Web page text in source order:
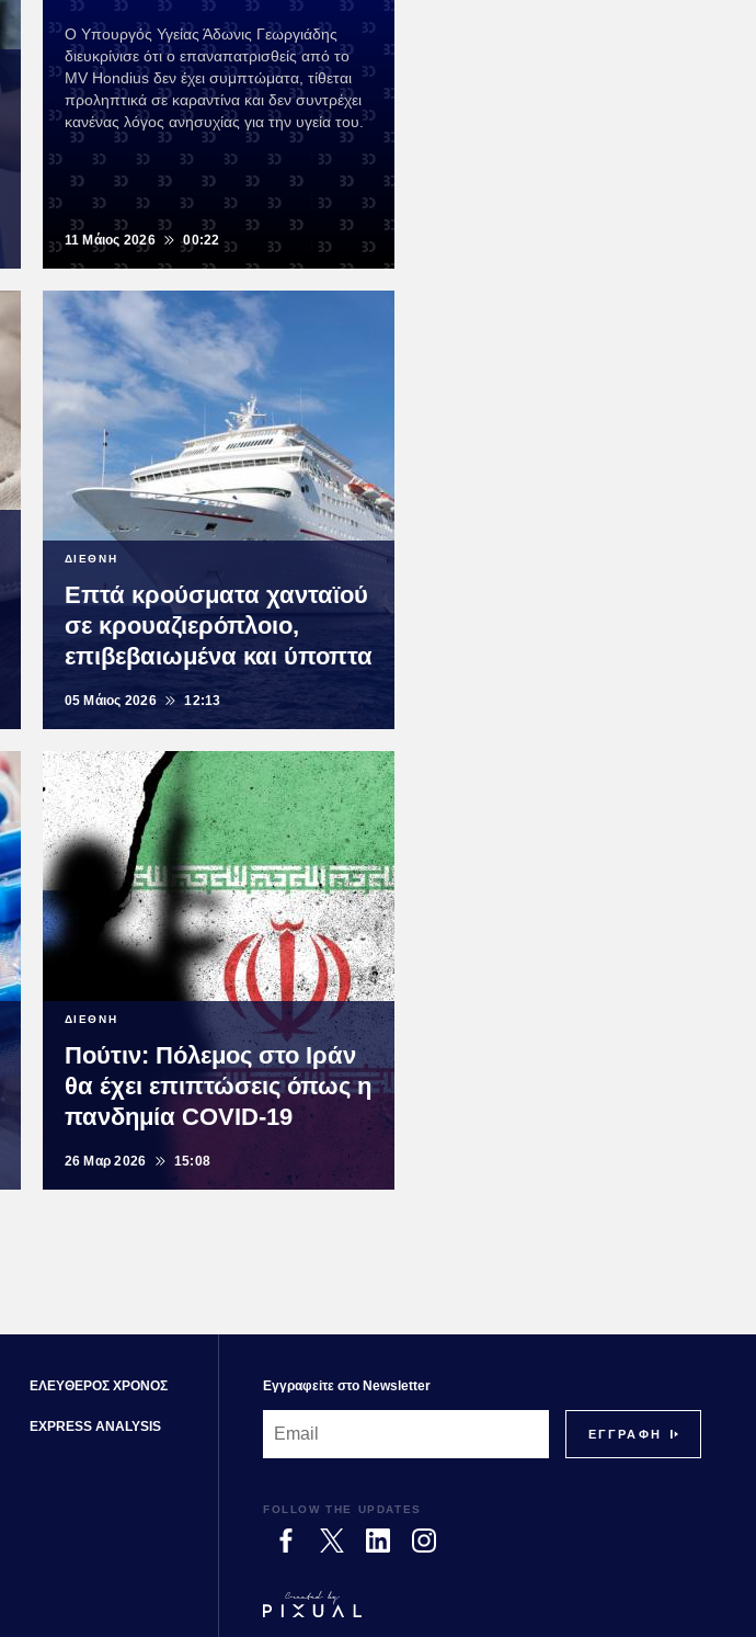
Ο Υπουργός Υγείας Άδωνις Γεωργιάδης
διευκρίνισε ότι ο επαναπατρισθείς από το
MV Hondius δεν έχει συμπτώματα, τίθεται
προληπτικά σε καραντίνα και δεν συντρέχει
κανένας λόγος ανησυχίας για την υγεία του.
11 Μάιος 2026 00:22
ΔΙΕΘΝΗ
Επτά κρούσματα χανταϊού
σε κρουαζιερόπλοιο,
επιβεβαιωμένα και ύποπτα
05 Μάιος 2026 12:13
ΔΙΕΘΝΗ
Πούτιν: Πόλεμος στο Ιράν
θα έχει επιπτώσεις όπως η
πανδημία COVID-19
26 Μαρ 2026 15:08
ΕΛΕΥΘΕΡΟΣ ΧΡΟΝΟΣ
EXPRESS ANALYSIS
FOLLOW THE UPDATES
Εγγραφεiτε στο Newsletter